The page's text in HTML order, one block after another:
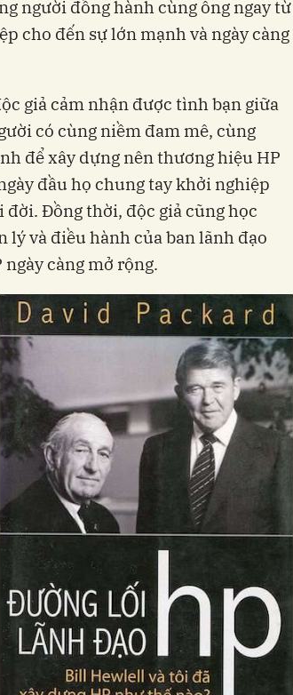
người đồng hành cùng ông ngay từ
cho đến sự lớn mạnh và ngày càng
giả cảm nhận được tình bạn giữa
có cùng niềm đam mê, cùng
để xây dựng nên thương hiệu HP
đầu họ chung tay khởi nghiệp
Đồng thời, độc giả cũng học
và điều hành của ban lãnh đạo
càng mở rộng.